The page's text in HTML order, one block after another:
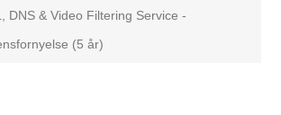
DNS & Video Filtering Service -
(5 år)